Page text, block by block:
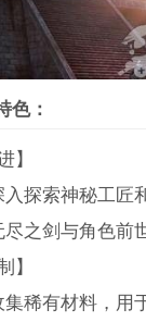
色：
】
探索神秘工匠
之剑与角色前
】
稀有材料，用